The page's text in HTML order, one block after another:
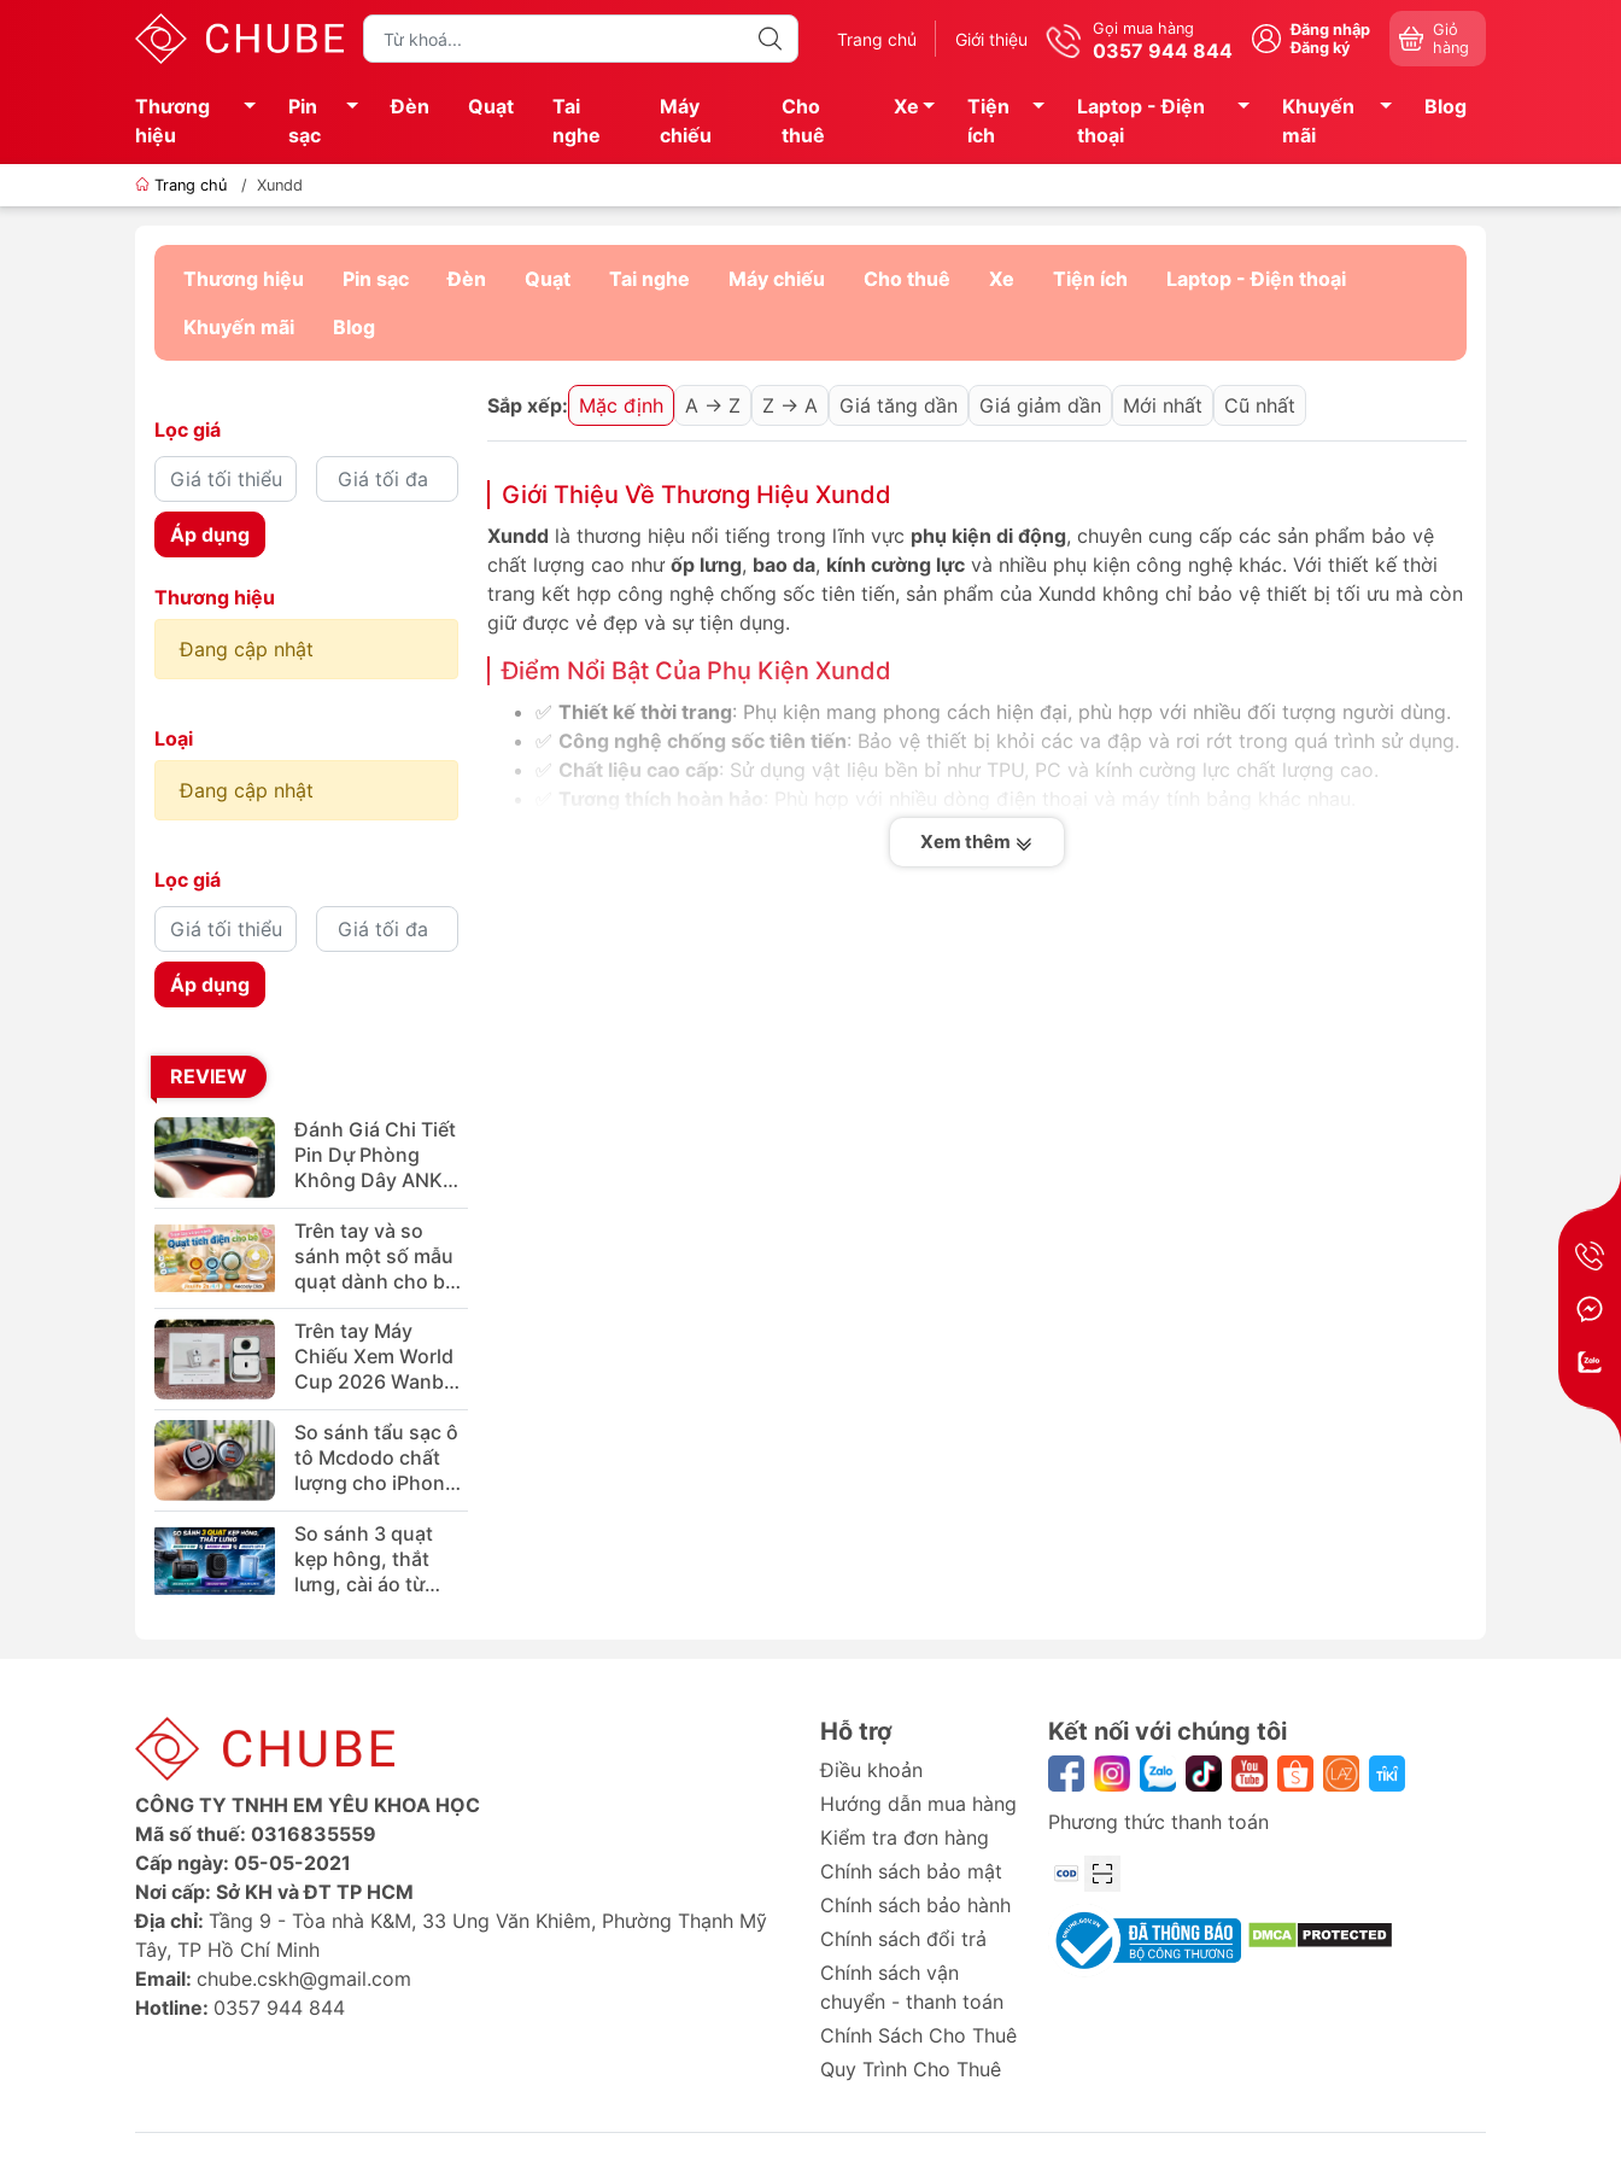
Trang chủ Giới thiệu Gọi mua hàng
0357 944 844
Đăng nhập
Đăng ký
Giỏ
hàng
Thương
hiệu
Pin
sạc
Đèn Quạt
Tai
nghe
Máy
chiếu
Cho
thuê
Xe
Tiện
ích
Laptop - Điện
thoại
Khuyến
mãi
Blog
Trang chủ / Xundd
Thương hiệu Pin sạc Đèn Quạt Tai nghe Máy chiếu Cho thuê Xe Tiện ích
Laptop - Điện thoại
Khuyến mãi
Blog
Sắp xếp: Mặc định A → Z Z → A Giá tăng dần Giá giảm dần Mới nhất Cũ nhất
Giới Thiệu Về Thương Hiệu Xundd
Xundd là thương hiệu nổi tiếng trong lĩnh vực phụ kiện di động, chuyên cung cấp các sản phẩm bảo vệ
chất lượng cao như ốp lưng, bao da, kính cường lực và nhiều phụ kiện công nghệ khác. Với thiết kế thời
trang kết hợp công nghệ chống sốc tiên tiến, sản phẩm của Xundd không chỉ bảo vệ thiết bị tối ưu mà còn
giữ được vẻ đẹp và sự tiện dụng.
Điểm Nổi Bật Của Phụ Kiện Xundd
✅ Thiết kế thời trang: Phụ kiện mang phong cách hiện đại, phù hợp với nhiều đối tượng người dùng.
✅ Công nghệ chống sốc tiên tiến: Bảo vệ thiết bị khỏi các va đập và rơi rớt trong quá trình sử dụng.
✅ Chất liệu cao cấp: Sử dụng vật liệu bền bỉ như TPU, PC và kính cường lực chất lượng cao.
Tương thích hoàn hảo
: Phù hợp với nhiều dòng điện thoại và máy tính bảng khác nhau.
: Bao gồm ốp lưng, bao da, kính cường lực và nhiều phụ kiện tiện ích khác.
Danh Mục Sản Phẩm Nổi Bật Của Xundd
Xundd và nâng tầm trải nghiệm sử dụng thiết bị di động của bạn! 🚀
Xem thêm
Lọc giá
Áp dụng
Thương hiệu
Đang cập nhật
Loại
Đang cập nhật
Lọc giá
Áp dụng
REVIEW
Đánh Giá Chi Tiết
Pin Dự Phòng
Không Dây ANKER
MagGo A1665
Trên tay và so
sánh một số mẫu
quạt dành cho bé
Jisulife 2s/4/1
Aecooly Click
Trên tay Máy
Chiếu Xem World
Cup 2026 Wanbo
T2 Ultra Android
TV
So sánh tẩu sạc ô
tô Mcdodo chất
lượng cho iPhone
MacBook
So sánh 3 quạt
kẹp hông, thắt
lưng, cài áo từ
CÔNG TY TNHH EM YÊU KHOA HỌC
Mã số thuế: 0316835559
Cấp ngày: 05-05-2021
Nơi cấp: Sở KH và ĐT TP HCM
Địa chỉ: Tầng 9 - Tòa nhà K&M, 33 Ung Văn Khiêm, Phường Thạnh Mỹ
Tây, TP Hồ Chí Minh
Email: chube.cskh@gmail.com
Hotline: 0357 944 844
Hỗ trợ
Điều khoản
Hướng dẫn mua hàng
Kiểm tra đơn hàng
Chính sách bảo mật
Chính sách bảo hành
Chính sách đổi trả
Chính sách vận
chuyển - thanh toán
Chính Sách Cho Thuê
Quy Trình Cho Thuê
Kết nối với chúng tôi
Phương thức thanh toán